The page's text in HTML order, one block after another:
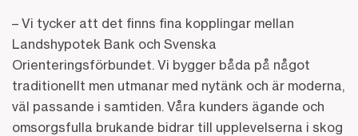
– Vi tycker att det finns fina kopplingar mellan
Landshypotek Bank och Svenska
Orienteringsförbundet. Vi bygger båda på något
traditionellt men utmanar med nytänk och är moderna,
väl passande i samtiden. Våra kunders ägande och
omsorgsfulla brukande bidrar till upplevelserna i skog